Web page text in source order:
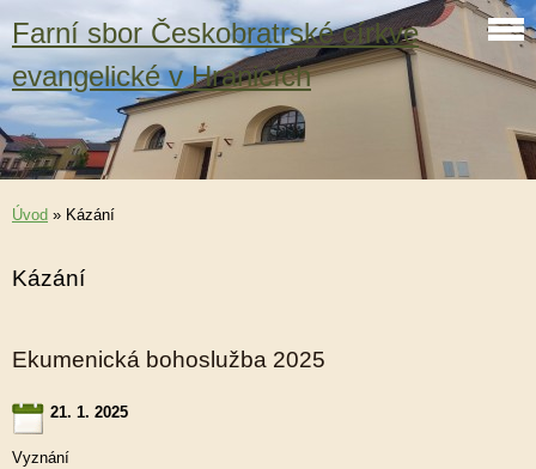
Farní sbor Českobratrské církve
evangelické v Hranicích
Úvod » Kázání
Kázání
Ekumenická bohoslužba 2025
21. 1. 2025
Vyznání